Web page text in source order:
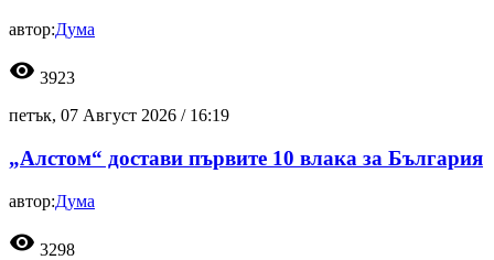
автор:Дума
visibility 3923
петък, 07 Август 2026 / 16:19
„Алстом“ достави първите 10 влака за България
автор:Дума
visibility 3298